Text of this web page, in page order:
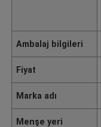
Ambalaj bilgileri
Fiyat
Marka adı
Menşe yeri